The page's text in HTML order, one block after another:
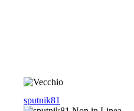
sputnik81